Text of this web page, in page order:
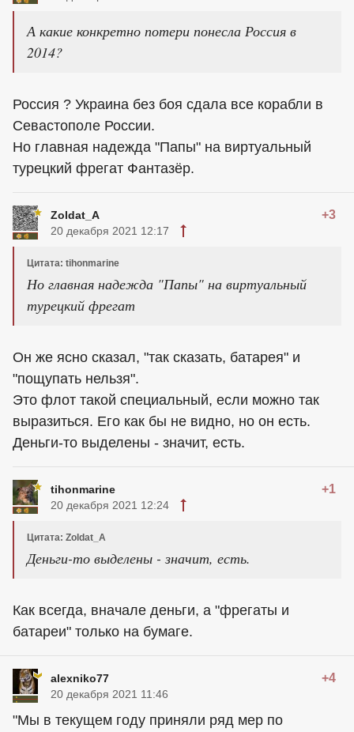
А какие конкретно потери понесла Россия в
2014?
Россия ? Украина без боя сдала все корабли в
Севастополе России.
Но главная надежда "Папы" на виртуальный
турецкий фрегат Фантазёр.
Zoldat_A +3
20 декабря 2021 12:17
Цитата: tihonmarine
Но главная надежда "Папы" на виртуальный
турецкий фрегат
Он же ясно сказал, "так сказать, батарея" и
"пощупать нельзя".
Это флот такой специальный, если можно так
выразиться. Его как бы не видно, но он есть.
Деньги-то выделены - значит, есть.
tihonmarine +1
20 декабря 2021 12:24
Цитата: Zoldat_A
Деньги-то выделены - значит, есть.
Как всегда, вначале деньги, а "фрегаты и
батареи" только на бумаге.
alexniko77 +4
20 декабря 2021 11:46
"Мы в текущем году приняли ряд мер по